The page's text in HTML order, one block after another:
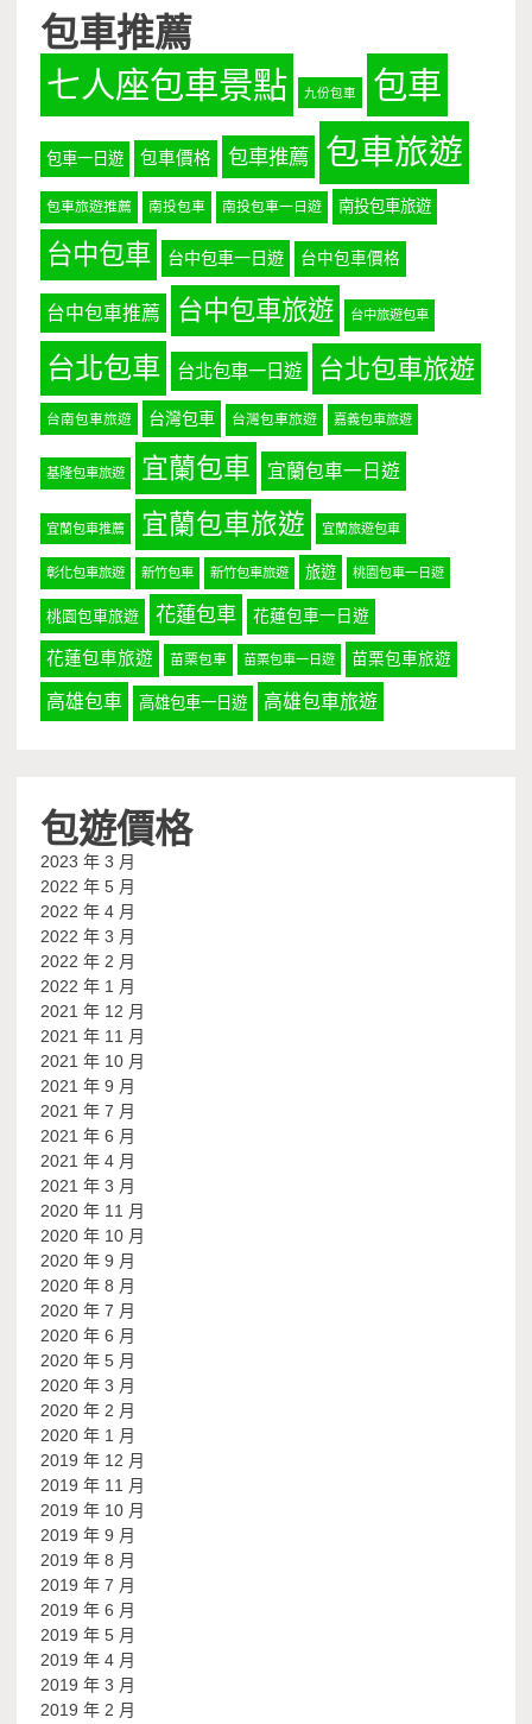
包車推薦
七人座包車景點 九份包車 包車
包車一日遊 包車價格 包車推薦 包車旅遊
包車旅遊推薦 南投包車 南投包車一日遊 南投包車旅遊
台中包車 台中包車一日遊 台中包車價格
台中包車推薦 台中包車旅遊 台中旅遊包車
台北包車 台北包車一日遊 台北包車旅遊
台南包車旅遊 台灣包車 台灣包車旅遊 嘉義包車旅遊
基隆包車旅遊 宜蘭包車 宜蘭包車一日遊
宜蘭包車推薦 宜蘭包車旅遊 宜蘭旅遊包車
彰化包車旅遊 新竹包車 新竹包車旅遊 旅遊 桃園包車一日遊
桃園包車旅遊 花蓮包車 花蓮包車一日遊
花蓮包車旅遊 苗栗包車 苗栗包車一日遊 苗栗包車旅遊
高雄包車 高雄包車一日遊 高雄包車旅遊
包遊價格
2023 年 3 月
2022 年 5 月
2022 年 4 月
2022 年 3 月
2022 年 2 月
2022 年 1 月
2021 年 12 月
2021 年 11 月
2021 年 10 月
2021 年 9 月
2021 年 7 月
2021 年 6 月
2021 年 4 月
2021 年 3 月
2020 年 11 月
2020 年 10 月
2020 年 9 月
2020 年 8 月
2020 年 7 月
2020 年 6 月
2020 年 5 月
2020 年 3 月
2020 年 2 月
2020 年 1 月
2019 年 12 月
2019 年 11 月
2019 年 10 月
2019 年 9 月
2019 年 8 月
2019 年 7 月
2019 年 6 月
2019 年 5 月
2019 年 4 月
2019 年 3 月
2019 年 2 月